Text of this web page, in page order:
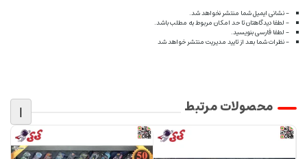
- نشانی ایمیل شما منتشر نخواهد شد.
- لطفا دیدگاهتان تا حد امکان مربوط به مطلب باشد.
- لطفا فارسی بنویسید.
- نظرات شما بعد از تایید مدیریت منتشر خواهد شد
محصولات مرتبط |